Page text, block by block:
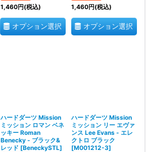
1,460円(税込)
オプション選択
1,460円(税込)
オプション選択
ハードダーツ Mission
ミッション ロマン ベネ
ッキー Roman
Benecky - ブラック&
レッド [BeneckySTL]
ハードダーツ Mission
ミッション リー エヴァ
ンス Lee Evans - エレ
クトロ ブラック
[M001212-3]